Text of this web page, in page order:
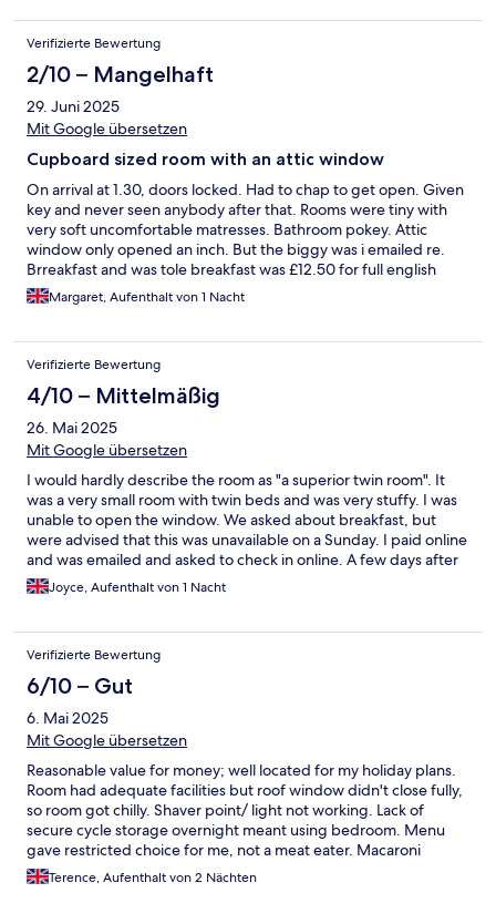
were very attentive and welcoming. Food very good. No
breakfast Would i go back - probably not with my current
mobility problems but i would recommend to any others
Verifizierte Bewertung
2/10 – Mangelhaft
29. Juni 2025
Mit Google übersetzen
Cupboard sized room with an attic window
On arrival at 1.30, doors locked. Had to chap to get open. Given
key and never seen anybody after that. Rooms were tiny with
very soft uncomfortable matresses. Bathroom pokey. Attic
window only opened an inch. But the biggy was i emailed re.
Brreakfast and was tole breakfast was £12.50 for full english
breakfast. On arrival were told no breakfasts on a sunday
morning. The accomodation was paid in advance, otherwise we
Margaret, Aufenthalt von 1 Nacht
Verifizierte Bewertung
4/10 – Mittelmäßig
26. Mai 2025
Mit Google übersetzen
I would hardly describe the room as "a superior twin room". It
was a very small room with twin beds and was very stuffy. I was
unable to open the window. We asked about breakfast, but
were advised that this was unavailable on a Sunday. I paid online
and was emailed and asked to check in online. A few days after
our stay someone telephoned me to ask whether I had paid or
not! Fortunately, I was able to check my credit card statement
Joyce, Aufenthalt von 1 Nacht
Verifizierte Bewertung
6/10 – Gut
6. Mai 2025
Mit Google übersetzen
Reasonable value for money; well located for my holiday plans.
Room had adequate facilities but roof window didn't close fully,
so room got chilly. Shaver point/ light not working. Lack of
secure cycle storage overnight meant using bedroom. Menu
gave restricted choice for me, not a meat eater. Macaroni
cheese, the only vegetarian option, was poor. Saturday
breakfast was very nice and I was well looked after by Kirsty, to
Terence, Aufenthalt von 2 Nächten